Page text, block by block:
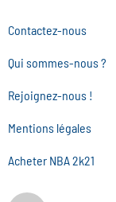
Contactez-nous
Qui sommes-nous ?
Rejoignez-nous !
Mentions légales
Acheter NBA 2k21